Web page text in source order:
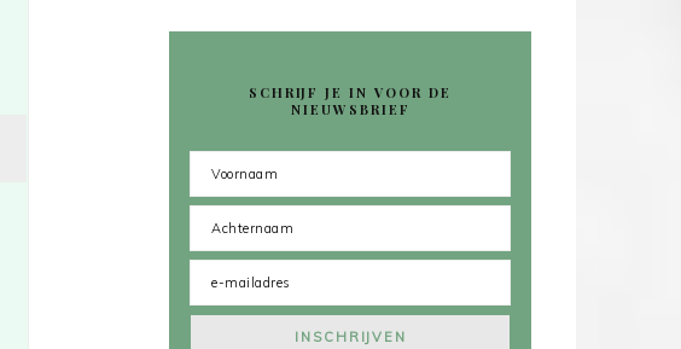
SCHRIJF JE IN VOOR DE
NIEUWSBRIEF